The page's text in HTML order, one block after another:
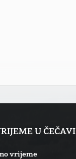
U ČEČAVI
vrijeme